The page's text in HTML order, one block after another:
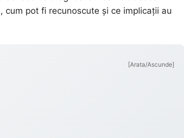
cum pot fi recunoscute și ce implicații au
[Arata/Ascunde]